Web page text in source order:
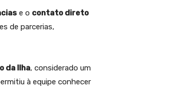
e o contato direto
de parcerias,
da Ilha, considerado um
à equipe conhecer